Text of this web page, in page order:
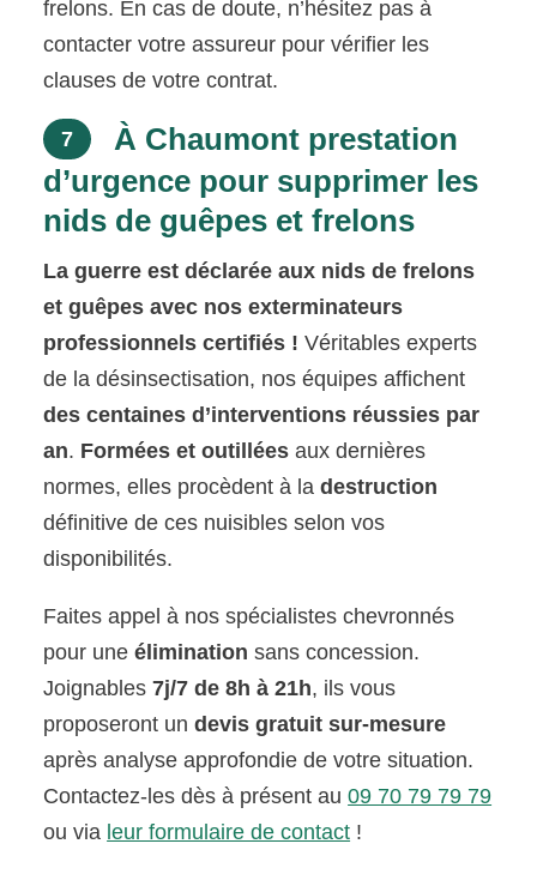
frelons. En cas de doute, n’hésitez pas à
contacter votre assureur pour vérifier les
clauses de votre contrat.
7
À Chaumont prestation
d’urgence pour supprimer les
nids de guêpes et frelons
La guerre est déclarée aux nids de frelons
et guêpes avec nos exterminateurs
professionnels certifiés ! Véritables experts
de la désinsectisation, nos équipes affichent
des centaines d’interventions réussies par
an. Formées et outillées aux dernières
normes, elles procèdent à ladestruction
définitive de ces nuisibles selon vos
disponibilités.
Faites appel à nos spécialistes chevronnés
pour uneélimination sans concession.
Joignables7j/7 de 8h à 21h, ils vous
proposeront undevis gratuit sur-mesure
après analyse approfondie de votre situation.
Contactez-les dès à présent au09 70 79 79 79
ou via leur formulaire de contact !